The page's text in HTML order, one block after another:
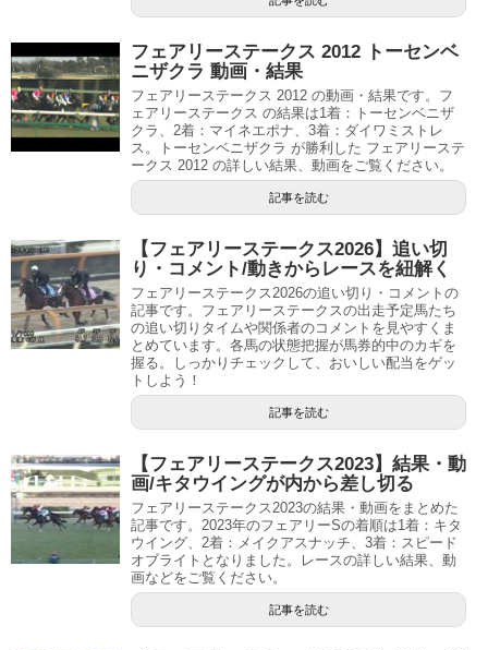
フェアリーステークス 2012 トーセンベ
ニザクラ 動画・結果
フェアリーステークス 2012 の動画・結果です。フ
ェアリーステークス の結果は1着：トーセンベニザ
クラ、2着：マイネエポナ、3着：ダイワミストレ
ス。トーセンベニザクラ が勝利した フェアリーステ
ークス 2012 の詳しい結果、動画をご覧ください。
記事を読む
【フェアリーステークス2026】追い切
り・コメント/動きからレースを紐解く
フェアリーステークス2026の追い切り・コメントの
記事です。フェアリーステークスの出走予定馬たち
の追い切りタイムや関係者のコメントを見やすくま
とめています。各馬の状態把握が馬券的中のカギを
握る。しっかりチェックして、おいしい配当をゲッ
トしよう！
記事を読む
【フェアリーステークス2023】結果・動
画/キタウイングが内から差し切る
フェアリーステークス2023の結果・動画をまとめた
記事です。2023年のフェアリーSの着順は1着：キタ
ウイング、2着：メイクアスナッチ、3着：スピード
オブライトとなりました。レースの詳しい結果、動
画などをご覧ください。
記事を読む